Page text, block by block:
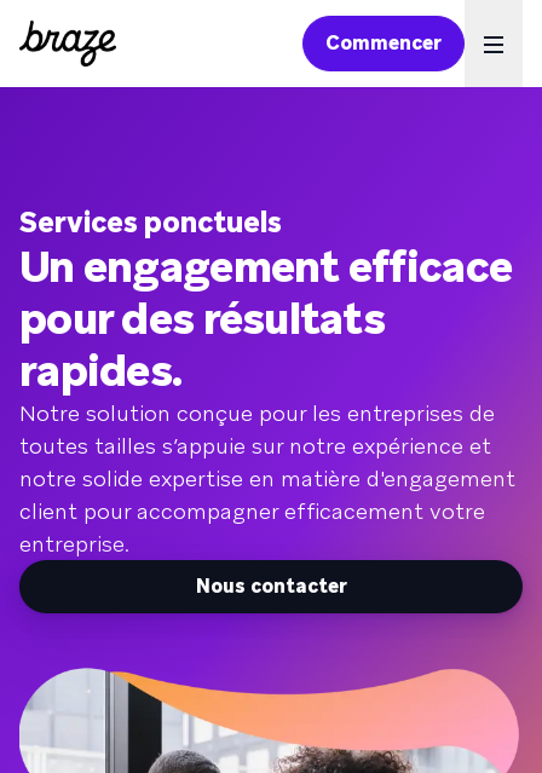
Commencer
Services ponctuels
Un engagement efficace
pour des résultats
rapides.
Notre solution conçue pour les entreprises de
toutes tailles s’appuie sur notre expérience et
notre solide expertise en matière d'engagement
client pour accompagner efficacement votre
entreprise.
Nous contacter